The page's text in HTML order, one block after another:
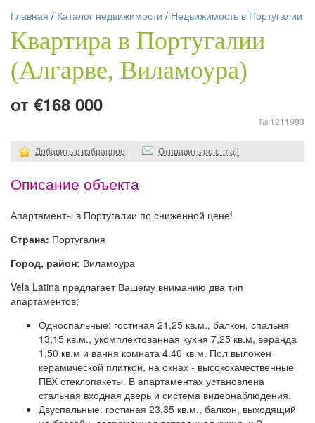
Главная / Каталог недвижимости / Недвижимость в Португалии
Квартира в Португалии
(Алгарве, Виламоура)
от €168 000
№ 1211993
Добавить в избранное Отправить по e-mail
Описание объекта
Апартаменты в Португалии по сниженной цене!
Страна: Португалия
Город, район: Виламоура
Vela Latina предлагает Вашему вниманию два тип
апартаментов:
Односпальные: гостиная 21,25 кв.м., балкон, спальня
13,15 кв.м., укомплектованная кухня 7,25 кв.м, веранда
1,50 кв.м и вання комната 4.40 кв.м. Пол выложен
керамической плиткой, на окнах - высококачественные
ПВХ стеклопакеты. В апартаментах установлена
стальная входная дверь и система видеонаблюдения.
Двуспальные: гостиная 23,35 кв.м., балкон, выходящий